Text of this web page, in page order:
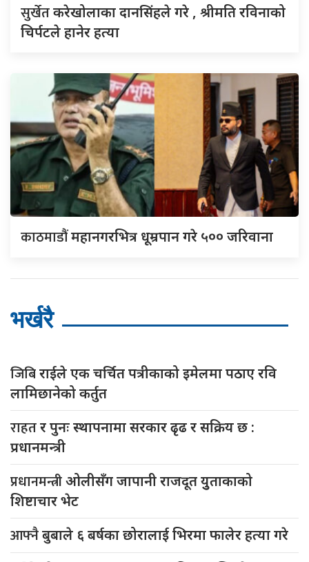
सुर्खेतकरेखोलाका दानसिंहले गरे , श्रीमति रविनाको
चिर्पटले हानेर हत्या
काठमाडौंमहानगरभित्र धूम्रपान गरे ५०० जरिवाना
भर्खरै
जिबिराईले एक चर्चित पत्रीकाको इमेलमा पठाए रवि
लामिछानेको कर्तुत
राहतर पुनः स्थापनामा सरकार ढृढ र सक्रिय छ :
प्रधानमन्त्री
प्रधानमन्त्रीओलीसँग जापानी राजदूत युुताकाको
शिष्टाचार भेट
आफ्नैबुबाले ६ बर्षका छोरालाई भिरमा फालेर हत्या गरे